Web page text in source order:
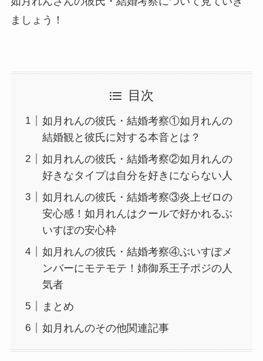
ましょう！
目次
如月れんの彼氏・結婚考察①如月れんの
結婚観と彼氏に対する本音とは？
如月れんの彼氏・結婚考察②如月れんの
好きなタイプは自分を好きにならない人
如月れんの彼氏・結婚考察③炎上ゼロの
安心感！如月れんはクールで好かれるぶ
いすぽの安心枠
如月れんの彼氏・結婚考察④ぶいすぽメ
ンバーにモテモテ！姉御系王子ポジの人
気者
まとめ
如月れんのその他関連記事